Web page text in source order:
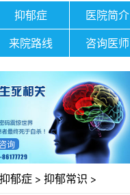
抑郁症 医院简介
来院路线 咨询医师
询
抑郁症> 抑郁常识 >